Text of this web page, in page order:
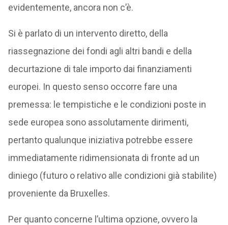
evidentemente, ancora non c’è.
Si è parlato di un intervento diretto, della
riassegnazione dei fondi agli altri bandi e della
decurtazione di tale importo dai finanziamenti
europei. In questo senso occorre fare una
premessa: le tempistiche e le condizioni poste in
sede europea sono assolutamente dirimenti,
pertanto qualunque iniziativa potrebbe essere
immediatamente ridimensionata di fronte ad un
diniego (futuro o relativo alle condizioni già stabilite)
proveniente da Bruxelles.
Per quanto concerne l’ultima opzione, ovvero la